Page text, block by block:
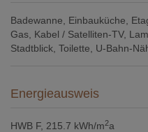
Badewanne Einbauküche
Gas Kabel / Satelliten-TV
Stadtblick Toilette U-Bahn-
Energieausweis
HWB F, 215.7 kWh/m2a